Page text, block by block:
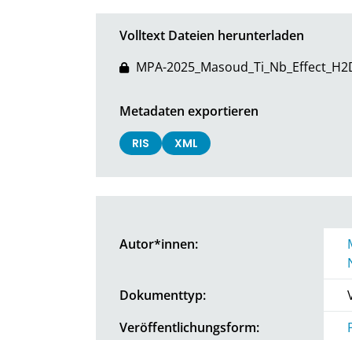
Volltext Dateien herunterladen
MPA-
Metadaten exportieren
RIS XML
Autor*innen:
Dokumenttyp:
Veröffentlichungsform: